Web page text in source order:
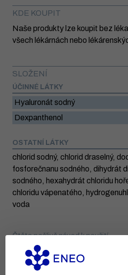
SLOŽENÍ
ÚČINNÉ LÁTKY
Hyaluronát sodný
Dexpanthenol
OSTATNÍ LÁTKY
chlorid sodný, chlorid draselný,
fosforečnanu sodného, dihydrát
sodného, hexahydrát chloridu
chloridu vápenatého,
voda
Čtěte pečlivě návod k použití
Návod k použití
KDE KOUPIT
Naše produkty lze koupit bez
všech lékárnách nebo